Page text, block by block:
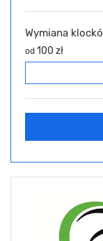
Wymiana
od 100 zł